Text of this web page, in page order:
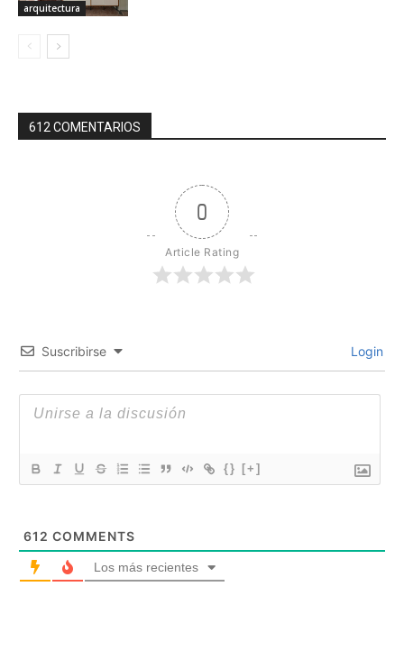
arquitectura
612 COMENTARIOS
0
Article Rating
Suscribirse Login
{} [+]
612 COMMENTS
Los más recientes